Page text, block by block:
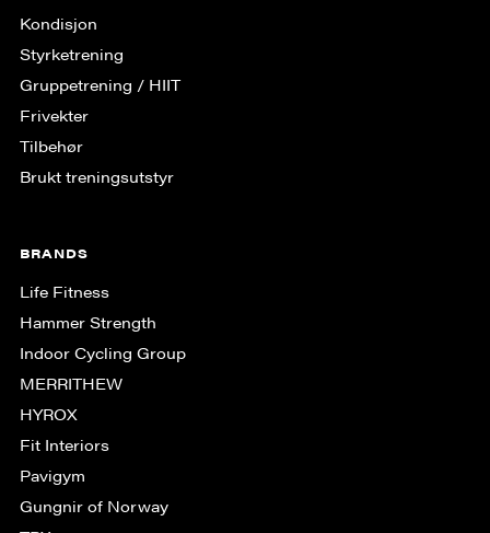
Kondisjon
Styrketrening
Gruppe­trening / HIIT
Frivekter
Tilbehør
Brukt treningsutstyr
BRANDS
Life Fitness
Hammer Strength
Indoor Cycling Group
MERRITHEW
HYROX
Fit Interiors
Pavigym
Gungnir of Norway